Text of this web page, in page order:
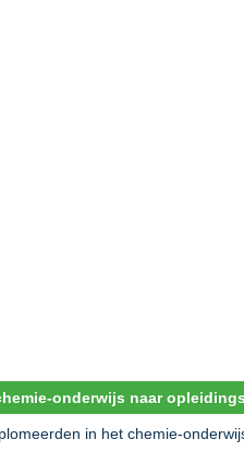
onderwijs naar
in het chemie-